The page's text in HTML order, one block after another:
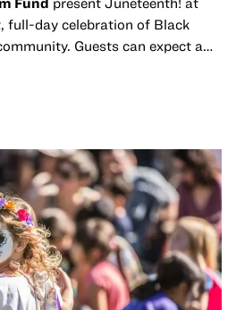
full-day celebration of Black
Guests can expect a
artists, delicious offerings
in celebration of Black culture.